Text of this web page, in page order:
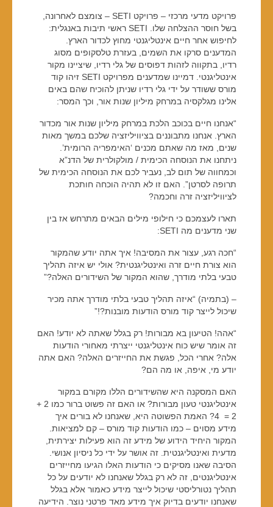
פרויקט מדעי מרכזי – פרויקט SETI – צומצם לאחרונה,
בשל חוסר ההצלחה שלו. SETI ראשי תיבות באנגלית:
לחיפוש אחר חיים אינטליגנטי מחוץ לכדור הארץ.
המדענים סרקו את השמים, בעזרת טלסקופים מסוג
רדיו, בתקווה לזהות דפוסים של גלי רדיו, שיציינו מקור
אינטליגנטי. דמיינו שמדענים מפרויקט SETI זיהו קוד
מורס ששודר על ידי גלי רדיו שניתן להוכיח שהם באים
אלינו מגלקסיה במרחק מיליון שנות אור, וכך המסר:
“אנחנו חיים בכוכב הלכת במרחק מיליון שנות אור מכדור
הארץ. אנחנו מתבוננים בציוויליזציה שלכם במשך מאות
שנים, מאז מה שאתם מכנים ‘האימפריה הרומית’.
ניתחנו את הנוסחה הכימית / מולקולרית של הדנ”א
וכמחווה של תום לב, נעביר לכם את הנוסחה הכימית של
תרופה לסרטן”. האם זו לא תהיה הוכחה חותכת
לציוויליזציה זרה וחכמה?
תארו לעצמכם כי חילופי מילים הבאים מתרחש אז בין
שני מדענים מה SETI:
“חכה רגע, עצור את המסיבה! איך אתה יודע שהמקור
הוא צורת חיים זרה ואינטליגנטית? אולי יש איזה תהליך
טבעי בלתי מודרך, שהוא המקור של השידורים האלה?”
– (בתמיה) “איזה תהליך טבעי בלתי מודרך אתה מכיר
שיכול לייצר קוד מורס הודעות מובנות?!”
“אהה! הטיעון בא מבורות! רק בגלל שאתה לא יודע! האם
זה אומר שיש כוח אינטליגנטי ייצרתי מאחורי הודעות
אלה? אחרי הכל, פגשת את החייזרים האלה? האם אתה
יודע מי, איפה, או מה הם?
האם המסקנה היא שהשידורים הללו מקורם במקור
אינטליגנטי טעון מבורות? או האם זה פשוט ברור כמו 2 +
2 = 4? האמת הפשוטה היא, שאנחנו לא בורים איך
מידע מסוים – כמו הודעות קוד מורס – קם למציאות.
המקור היחיד הידוע של מידע זה הוא פעילות יצירתית,
מדעית ואינטליגנטית. זה אושר על ידי כל ניסיון אנושי.
הסיבה שאנו מסיקים כי הודעות האלו הגיעו מחייזרים
אינטליגנטים, זה לא רק בגלל שאנחנו לא יודעים על כל
תהליך נטורליסטי שיכול לייצר מידע כאמור אלא בגלל
שאנחנו יודעים בדיוק איך מידע מאד פרטני נוצר. הידיעה